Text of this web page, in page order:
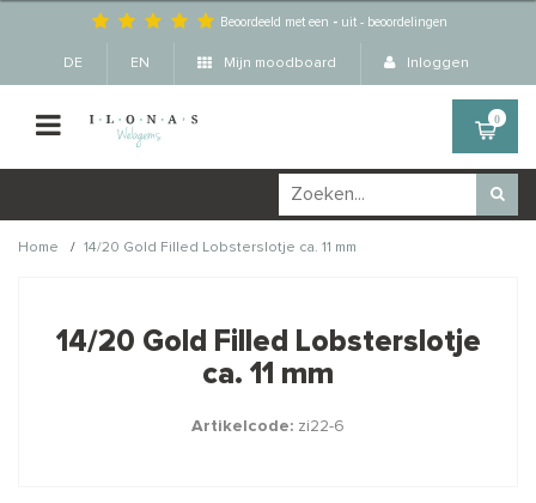
Beoordeeld met een - uit -beoordelingen
DE EN Mijn moodboard Inloggen
0
Home / 14/20 Gold Filled Lobsterslotje ca. 11 mm
producten ook interessant
14/20 Gold Filled Lobsterslotje
ca. 11 mm
Artikelcode: zi22-6